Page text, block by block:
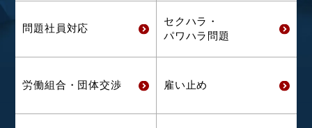
問題社員対応
セクハラ・
パワハラ問題
労働組合・ 団体交渉 雇い止め